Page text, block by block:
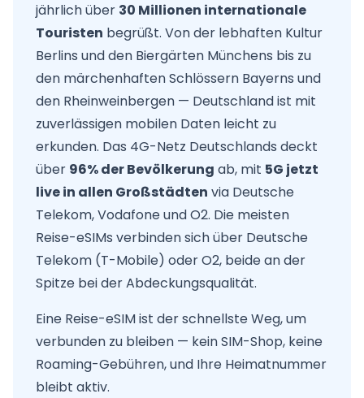
jährlich über 30 Millionen internationale
Touristen begrüßt. Von der lebhaften Kultur
Berlins und den Biergärten Münchens bis zu
den märchenhaften Schlössern Bayerns und
den Rheinweinbergen — Deutschland ist mit
zuverlässigen mobilen Daten leicht zu
erkunden. Das 4G-Netz Deutschlands deckt
über 96% der Bevölkerung ab, mit 5G jetzt
live in allen Großstädten via Deutsche
Telekom, Vodafone und O2. Die meisten
Reise-eSIMs verbinden sich über Deutsche
Telekom (T-Mobile) oder O2, beide an der
Spitze bei der Abdeckungsqualität.
Eine Reise-eSIM ist der schnellste Weg, um
verbunden zu bleiben — kein SIM-Shop, keine
Roaming-Gebühren, und Ihre Heimatnummer
bleibt aktiv.